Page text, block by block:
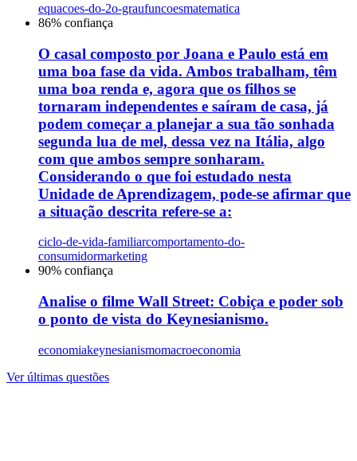
equacoes-do-2o-graufuncoesmatematica
86% confiança
O casal composto por Joana e Paulo está em
uma boa fase da vida. Ambos trabalham, têm
uma boa renda e, agora que os filhos se
tornaram independentes e saíram de casa, já
podem começar a planejar a sua tão sonhada
segunda lua de mel, dessa vez na Itália, algo
com que ambos sempre sonharam.
Considerando o que foi estudado nesta
Unidade de Aprendizagem, pode-se afirmar que
a situação descrita refere-se a:
ciclo-de-vida-familiarcomportamento-do-
consumidormarketing
90% confiança
Analise o filme Wall Street: Cobiça e poder sob
o ponto de vista do Keynesianismo.
economiakeynesianismomacroeconomia
Ver últimas questões